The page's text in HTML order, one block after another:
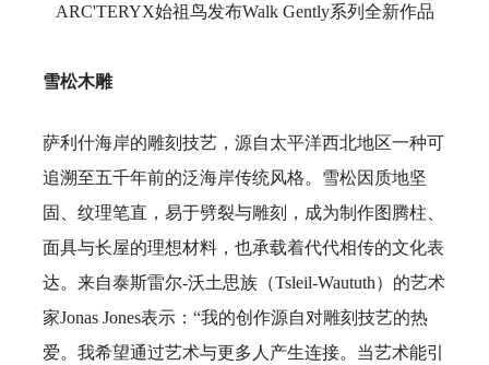
ARC'TERYX始祖鸟发布Walk Gently系列全新作品
雪松木雕
萨利什海岸的雕刻技艺，源自太平洋西北地区一种可
追溯至五千年前的泛海岸传统风格。雪松因质地坚
固、纹理笔直，易于劈裂与雕刻，成为制作图腾柱、
面具与长屋的理想材料，也承载着代代相传的文化表
达。来自泰斯雷尔-沃土思族（Tsleil-Waututh）的艺术
家Jonas Jones表示：“我的创作源自对雕刻技艺的热
爱。我希望通过艺术与更多人产生连接。当艺术能引